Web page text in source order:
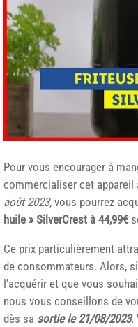
Pour vous encourager à
commercialiser cet appareil
août 2023, vous pourrez
huile » SilverCrest à 44,99€
Ce prix particulièrement
de consommateurs. Alors,
l’acquérir et que vous
nous vous conseillons de
dès sa sortie le 21/08/2023.